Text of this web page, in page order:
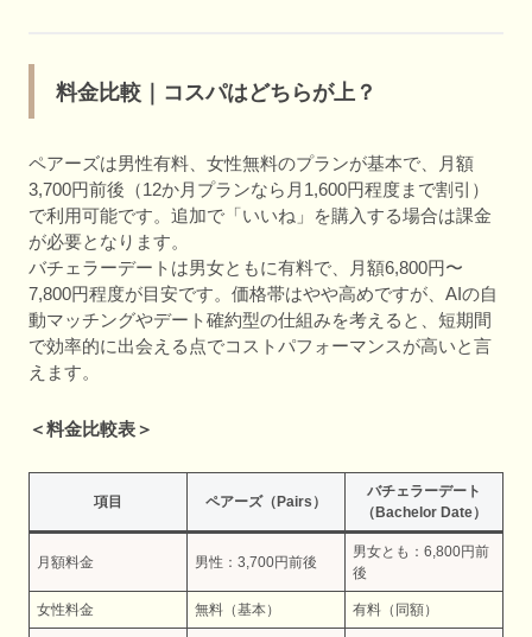
料金比較｜コスパはどちらが上？
ペアーズは男性有料、女性無料のプランが基本で、月額
3,700円前後（12か月プランなら月1,600円程度まで割引）
で利用可能です。追加で「いいね」を購入する場合は課金
が必要となります。
バチェラーデートは男女ともに有料で、月額6,800円〜
7,800円程度が目安です。価格帯はやや高めですが、AIの自
動マッチングやデート確約型の仕組みを考えると、短期間
で効率的に出会える点でコストパフォーマンスが高いと言
えます。
＜料金比較表＞
項目 ペアーズ（Pairs）
バチェラーデート
（Bachelor Date）
月額料金 男性：3,700円前後
男女とも：6,800円前
後
女性料金 無料（基本） 有料（同額）